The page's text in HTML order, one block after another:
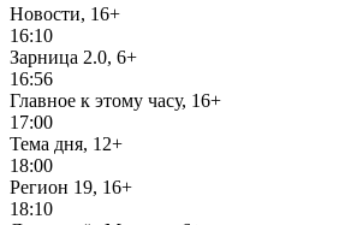
Новости, 16+
16:10
Зарница 2.0, 6+
16:56
Главное к этому часу, 16+
17:00
Тема дня, 12+
18:00
Регион 19, 16+
18:10